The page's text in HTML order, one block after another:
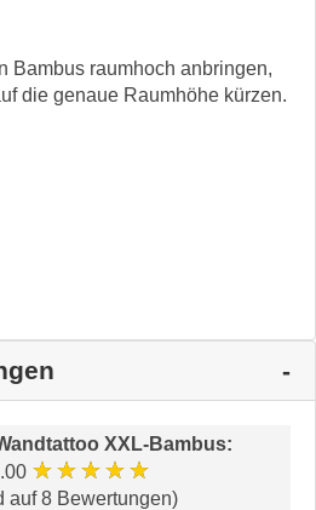
Bambus raumhoch anbringen,
die genaue Raumhöhe kürzen.
XXL-Bambus:
★★★★★
auf 8 Bewertungen)